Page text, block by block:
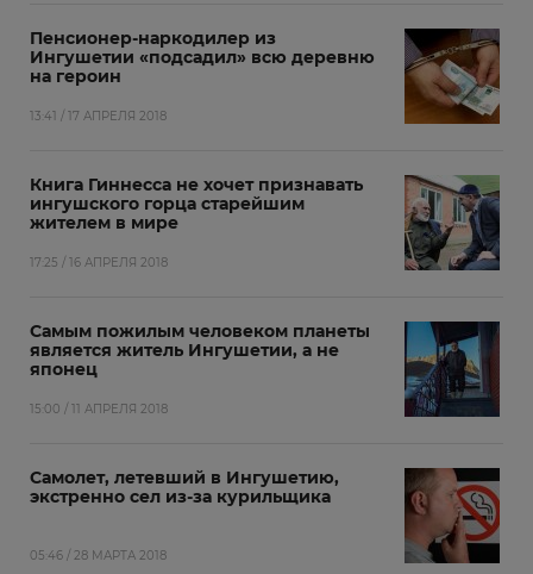
Пенсионер-наркодилер из
Ингушетии «подсадил» всю деревню
на героин
13:41 / 17 АПРЕЛЯ 2018
Книга Гиннесса не хочет признавать
ингушского горца старейшим
жителем в мире
17:25 / 16 АПРЕЛЯ 2018
Самым пожилым человеком планеты
является житель Ингушетии, а не
японец
15:00 / 11 АПРЕЛЯ 2018
Самолет, летевший в Ингушетию,
экстренно сел из-за курильщика
05:46 / 28 МАРТА 2018